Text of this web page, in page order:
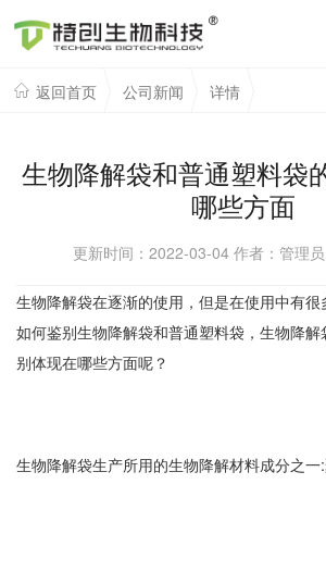
返回首页 公司新闻 详情
生物降解袋和普通塑料袋
哪些方面
更新时间：2022-03-04 作者：管理员
生物降解袋在逐渐的使用，但是在使用中有
如何鉴别生物降解袋和普通塑料袋，生物降解
别体现在哪些方面呢？
生物降解袋生产所用的生物降解材料成分之一: